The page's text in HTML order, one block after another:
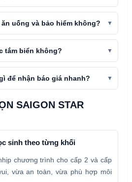
uống và bảo hiểm không?
tắm biển không?
để nhận báo giá nhanh?
SAIGON STAR
sinh theo từng khối
chương trình cho cấp 2 và cấp
vừa an toàn, vừa phù hợp môi